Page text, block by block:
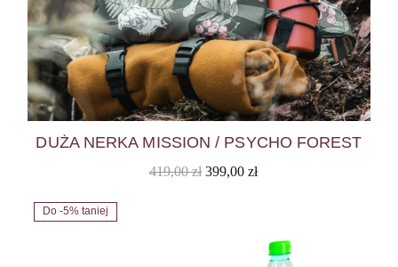
DUŻA NERKA MISSION / PSYCHO FOREST
419,00zł Pierwotna
cena
399,00 złAktualna
cena
Do -5% taniej